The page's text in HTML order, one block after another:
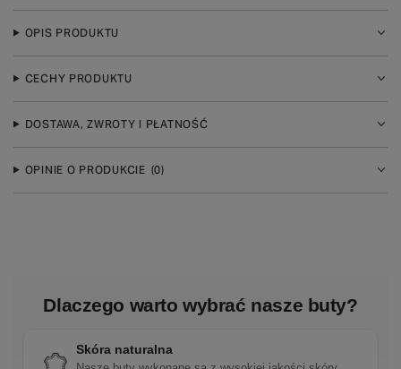
OPIS PRODUKTU
CECHY PRODUKTU
DOSTAWA, ZWROTY I PŁATNOŚĆ
OPINIE O PRODUKCIE (0)
Dlaczego warto wybrać nasze buty?
Skóra naturalna